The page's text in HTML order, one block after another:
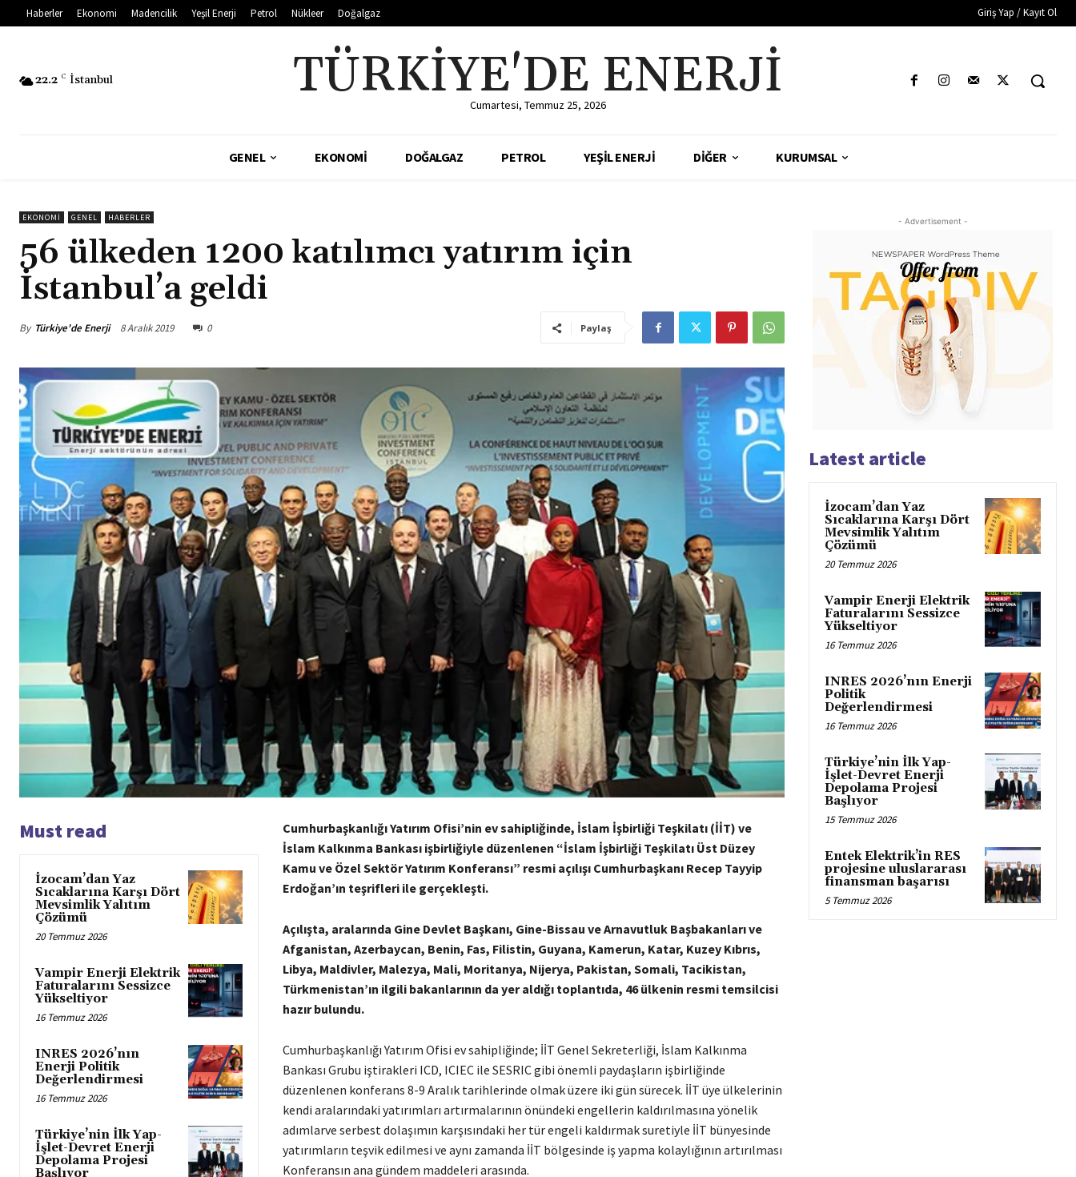
Haberler Ekonomi Madencilik Yeşil Enerji Petrol Nükleer Doğalgaz Giriş Yap / Kayıt Ol
22.2 C İstanbul TÜRKIYE'DE ENERJI
Cumartesi, Temmuz 25, 2026
GENEL EKONOMİ DOĞALGAZ PETROL YEŞİL ENERJİ DİĞER KURUMSAL
EKONOMI GENEL HABERLER
56 ülkeden 1200 katılımcı yatırım için
İstanbul’a geldi
By Türkiye'de Enerji 8 Aralık 2019 0 Paylaş
Must read
İzocam’dan Yaz
Sıcaklarına Karşı Dört
Mevsimlik Yalıtım
Çözümü
20 Temmuz 2026
Vampir Enerji Elektrik
Faturalarını Sessizce
Yükseltiyor
16 Temmuz 2026
INRES 2026’nın
Enerji Politik
Değerlendirmesi
16 Temmuz 2026
Türkiye’nin İlk Yap-
İşlet-Devret Enerji
Depolama Projesi
Başlıyor
Cumhurbaşkanlığı Yatırım Ofisi’nin ev sahipliğinde, İslam İşbirliği Teşkilatı (İİT) ve
İslam Kalkınma Bankası işbirliğiyle düzenlenen “İslam İşbirliği Teşkilatı Üst Düzey
Kamu ve Özel Sektör Yatırım Konferansı” resmi açılışı Cumhurbaşkanı Recep Tayyip
Erdoğan’ın teşrifleri ile gerçekleşti.
Açılışta, aralarında Gine Devlet Başkanı, Gine-Bissau ve Arnavutluk Başbakanları ve
Afganistan, Azerbaycan, Benin, Fas, Filistin, Guyana, Kamerun, Katar, Kuzey Kıbrıs,
Libya, Maldivler, Malezya, Mali, Moritanya, Nijerya, Pakistan, Somali, Tacikistan,
Türkmenistan’ın ilgili bakanlarının da yer aldığı toplantıda, 46 ülkenin resmi temsilcisi
hazır bulundu.
Cumhurbaşkanlığı Yatırım Ofisi ev sahipliğinde; İİT Genel Sekreterliği, İslam Kalkınma
Bankası Grubu iştirakleri ICD, ICIEC ile SESRIC gibi önemli paydaşların işbirliğinde
düzenlenen konferans 8-9 Aralık tarihlerinde olmak üzere iki gün sürecek. İİT üye ülkelerinin
kendi aralarındaki yatırımları artırmalarının önündeki engellerin kaldırılmasına yönelik
adımlarve serbest dolaşımın karşısındaki her tür engeli kaldırmak suretiyle İİT bünyesinde
yatırımların teşvik edilmesi ve aynı zamanda İİT bölgesinde iş yapma kolaylığının artırılması
Konferansın ana gündem maddeleri arasında.
- Advertisement -
Latest article
İzocam’dan Yaz
Sıcaklarına Karşı Dört
Mevsimlik Yalıtım
Çözümü
20 Temmuz 2026
Vampir Enerji Elektrik
Faturalarını Sessizce
Yükseltiyor
16 Temmuz 2026
INRES 2026’nın Enerji
Politik
Değerlendirmesi
16 Temmuz 2026
Türkiye’nin İlk Yap-
İşlet-Devret Enerji
Depolama Projesi
Başlıyor
15 Temmuz 2026
Entek Elektrik’in RES
projesine uluslararası
finansman başarısı
5 Temmuz 2026